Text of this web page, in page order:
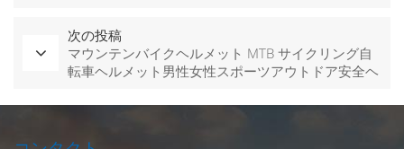
次の投稿
マウンテンバイクヘルメット MTB サイクリング自
転車ヘルメット男性女性スポーツアウトドア安全ヘ